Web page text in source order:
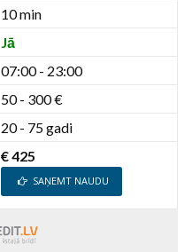
10 min
Jā
07:00 - 23:00
50 - 300 €
20 - 75 gadi
€ 425
SAŅEMT NAUDU